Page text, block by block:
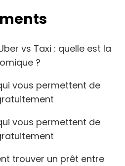
vs Taxi : quelle est la
?
vous permettent de
vous permettent de
trouver un prêt entre